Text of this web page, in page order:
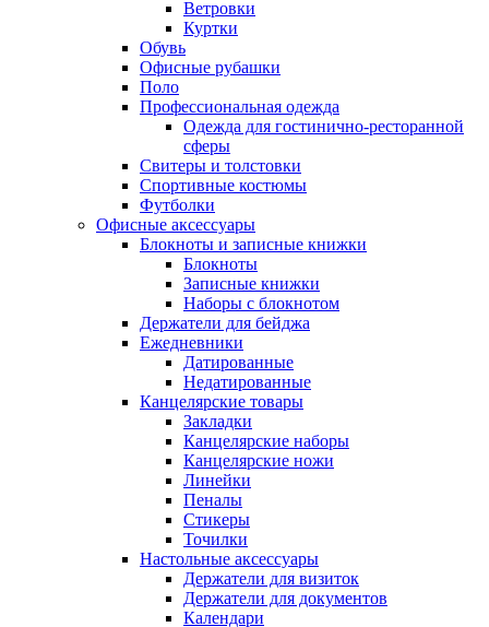
Ветровки
Куртки
Обувь
Офисные рубашки
Поло
Профессиональная одежда
Одежда для гостинично-ресторанной
сферы
Свитеры и толстовки
Спортивные костюмы
Футболки
Офисные аксессуары
Блокноты и записные книжки
Блокноты
Записные книжки
Наборы с блокнотом
Держатели для бейджа
Ежедневники
Датированные
Недатированные
Канцелярские товары
Закладки
Канцелярские наборы
Канцелярские ножи
Линейки
Пеналы
Стикеры
Точилки
Настольные аксессуары
Держатели для визиток
Держатели для документов
Календари